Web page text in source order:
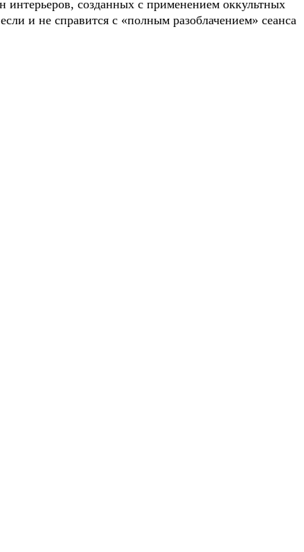
созданных с применением оккультных
и не справится с «полным разоблачением» сеанса